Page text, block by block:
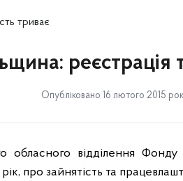
триває
реєстрація
Опубліковано 16 лютого 2015
обласного відділення Фонду
про зайнятість та